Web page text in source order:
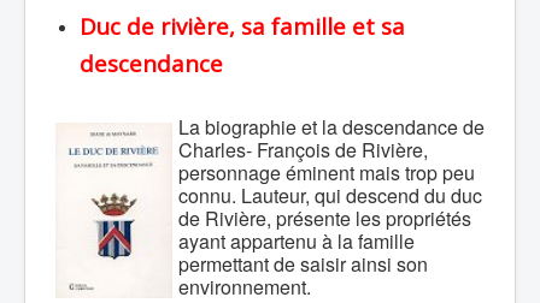
Duc de rivière, sa famille et sa
descendance
La biographie et la descendance de
Charles- François de Rivière,
personnage éminent mais trop peu
connu. Lauteur, qui descend du duc
de Rivière, présente les propriétés
ayant appartenu à la famille
permettant de saisir ainsi son
environnement.